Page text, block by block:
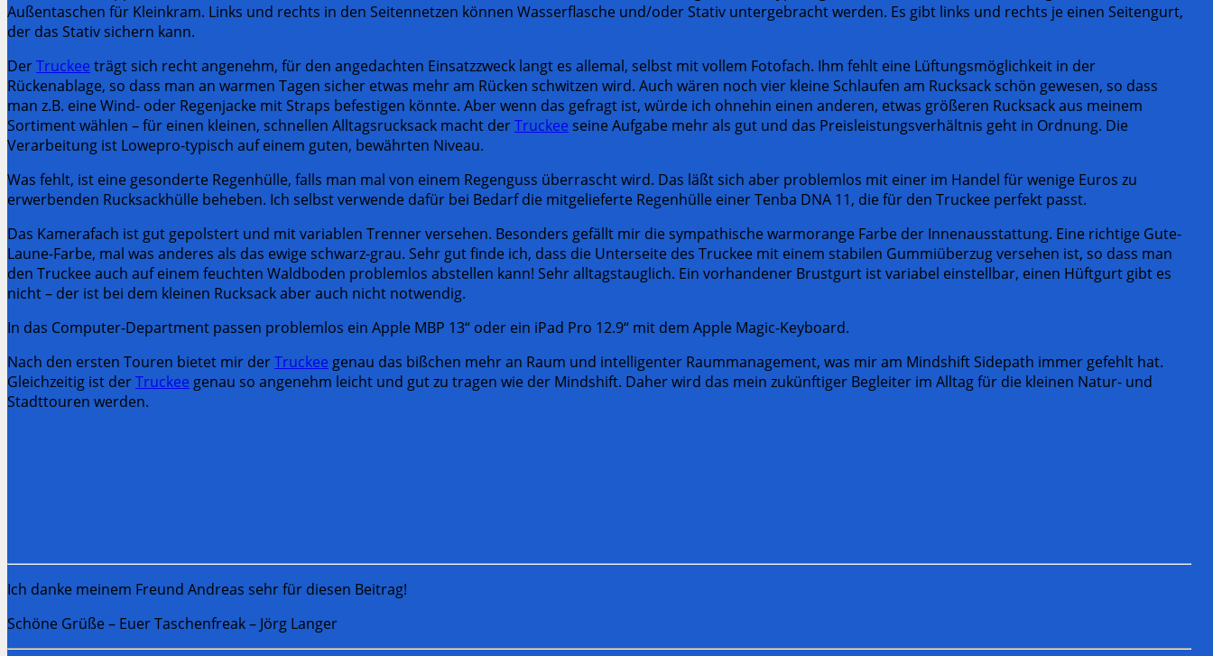
Außentaschen für Kleinkram. Links und rechts in den Seitennetzen können Wasserflasche und/oder Stativ untergebracht werden. Es gibt links und rechts je einen Seitengurt,
der das Stativ sichern kann.
DerTruckee trägt sich recht angenehm, für den angedachten Einsatzzweck langt es allemal, selbst mit vollem Fotofach. Ihm fehlt eine Lüftungsmöglichkeit in der
Rückenablage, so dass man an warmen Tagen sicher etwas mehr am Rücken schwitzen wird. Auch wären noch vier kleine Schlaufen am Rucksack schön gewesen, so dass
man z.B. eine Wind- oder Regenjacke mit Straps befestigen könnte. Aber wenn das gefragt ist, würde ich ohnehin einen anderen, etwas größeren Rucksack aus meinem
Sortiment wählen – für einen kleinen, schnellen Alltagsrucksack macht derTruckee seine Aufgabe mehr als gut und das Preisleistungsverhältnis geht in Ordnung. Die
Verarbeitung ist Lowepro-typisch auf einem guten, bewährten Niveau.
Was fehlt, ist eine gesonderte Regenhülle, falls man mal von einem Regenguss überrascht wird. Das läßt sich aber problemlos mit einer im Handel für wenige Euros zu
erwerbenden Rucksackhülle beheben. Ich selbst verwende dafür bei Bedarf die mitgelieferte Regenhülle einer Tenba DNA 11, die für den Truckee perfekt passt.
Das Kamerafach ist gut gepolstert und mit variablen Trenner versehen. Besonders gefällt mir die sympathische warmorange Farbe der Innenausstattung. Eine richtige Gute-
Laune-Farbe, mal was anderes als das ewige schwarz-grau. Sehr gut finde ich, dass die Unterseite des Truckee mit einem stabilen Gummiüberzug versehen ist, so dass man
den Truckee auch auf einem feuchten Waldboden problemlos abstellen kann! Sehr alltagstauglich. Ein vorhandener Brustgurt ist variabel einstellbar, einen Hüftgurt gibt es
nicht – der ist bei dem kleinen Rucksack aber auch nicht notwendig.
In das Computer-Department passen problemlos ein Apple MBP 13“ oder ein iPad Pro 12.9“ mit dem Apple Magic-Keyboard.
Nach den ersten Touren bietet mir derTruckee genau das bißchen mehr an Raum und intelligenter Raummanagement, was mir am Mindshift Sidepath immer gefehlt hat.
Gleichzeitig ist derTruckee genau so angenehm leicht und gut zu tragen wie der Mindshift. Daher wird das mein zukünftiger Begleiter im Alltag für die kleinen Natur- und
Stadttouren werden.
Ich danke meinem Freund Andreas sehr für diesen Beitrag!
Schöne Grüße – Euer Taschenfreak – Jörg Langer